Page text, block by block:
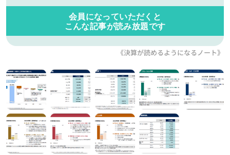
会員になっていただくと
こんな記事が読み放題です
《決算が読めるようになるノート》